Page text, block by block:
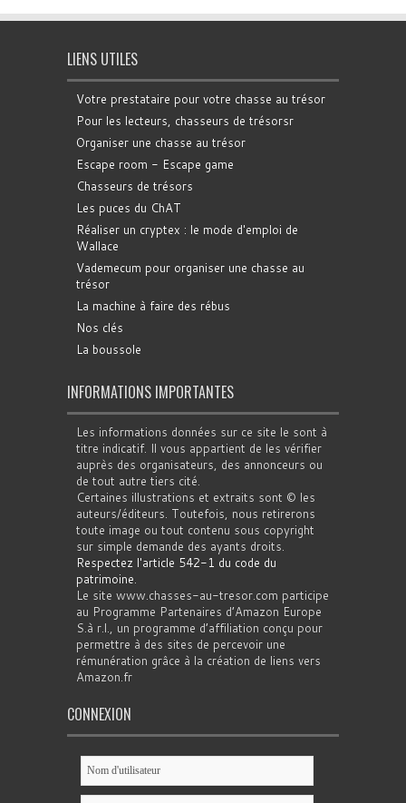
LIENS UTILES
Votre prestataire pour votre chasse au trésor
Pour les lecteurs, chasseurs de trésorsr
Organiser une chasse au trésor
Escape room - Escape game
Chasseurs de trésors
Les puces du ChAT
Réaliser un cryptex : le mode d'emploi de
Wallace
Vademecum pour organiser une chasse au
trésor
La machine à faire des rébus
Nos clés
La boussole
INFORMATIONS IMPORTANTES
Les informations données sur ce site le sont à
titre indicatif. Il vous appartient de les vérifier
auprès des organisateurs, des annonceurs ou
de tout autre tiers cité.
Certaines illustrations et extraits sont © les
auteurs/éditeurs. Toutefois, nous retirerons
toute image ou tout contenu sous copyright
sur simple demande des ayants droits.
Respectez l'article 542-1 du code du
patrimoine.
Le site www.chasses-au-tresor.com participe
au Programme Partenaires d’Amazon Europe
S.à r.l., un programme d’affiliation conçu pour
permettre à des sites de percevoir une
rémunération grâce à la création de liens vers
Amazon.fr
CONNEXION